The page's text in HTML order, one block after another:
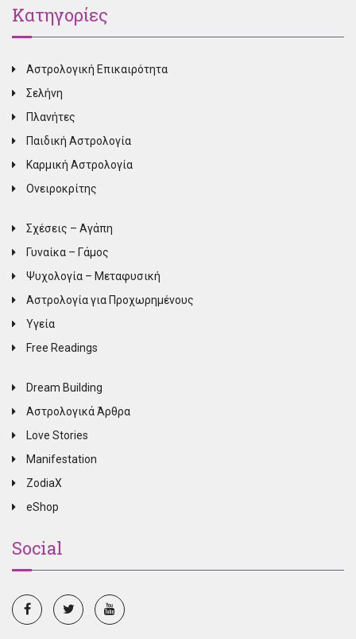
Κατηγορίες
Αστρολογική Επικαιρότητα
Σελήνη
Πλανήτες
Παιδική Αστρολογία
Καρμική Αστρολογία
Ονειροκρίτης
Σχέσεις – Αγάπη
Γυναίκα – Γάμος
Ψυχολογία – Μεταφυσική
Αστρολογία για Προχωρημένους
Υγεία
Free Readings
Dream Building
Αστρολογικά Άρθρα
Love Stories
Manifestation
ZodiaX
eShop
Social